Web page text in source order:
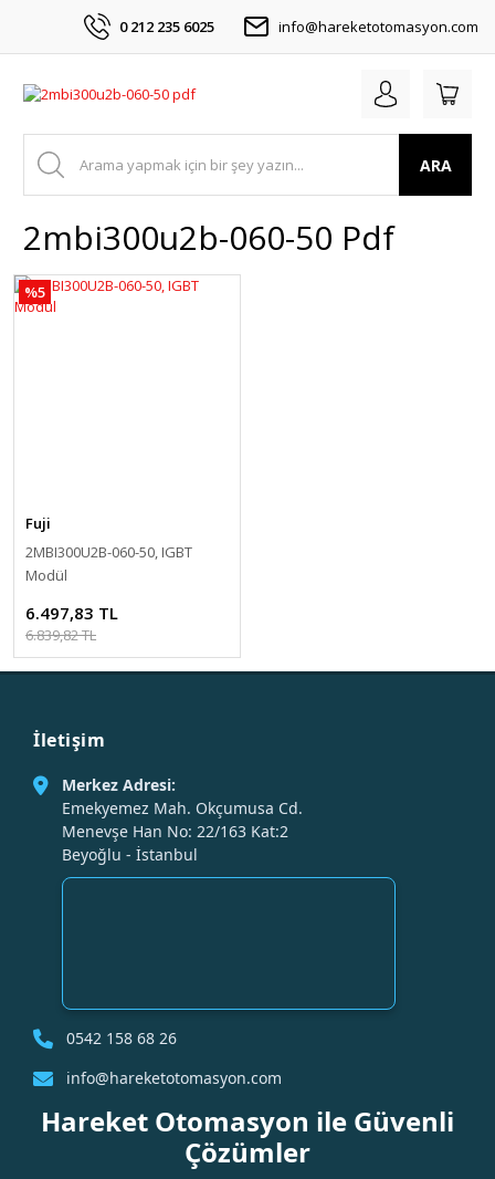
0 212 235 6025 info@hareketotomasyon.com
ARA
2mbi300u2b-060-50 Pdf
%5
Fuji
2MBI300U2B-060-50, IGBT
Modül
6.497,83 TL
6.839,82 TL
İletişim
Merkez Adresi:
Emekyemez Mah. Okçumusa Cd.
Menevşe Han No: 22/163 Kat:2
Beyoğlu - İstanbul
0542 158 68 26
info@hareketotomasyon.com
Hareket Otomasyon ile Güvenli
Çözümler